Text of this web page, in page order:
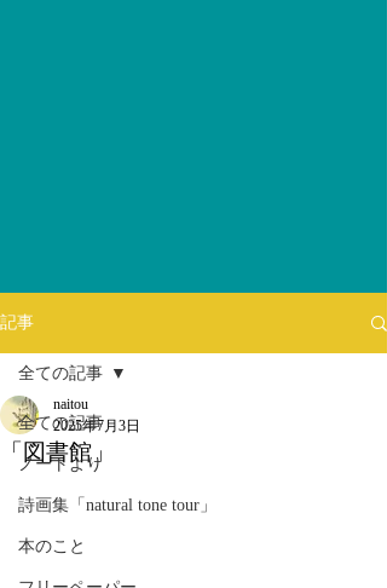
記事
全ての記事
ノートより
詩画集「natural tone tour」
本のこと
全ての記事
「図書館」
naitou
2025年7月3日